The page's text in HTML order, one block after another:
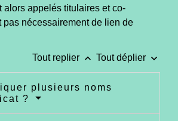
alors appelés titulaires et co-
pas nécessairement de lien de
Tout replier keyboard_arrow_up Tout déplier keyboard_arrow_down
plusieurs noms
?